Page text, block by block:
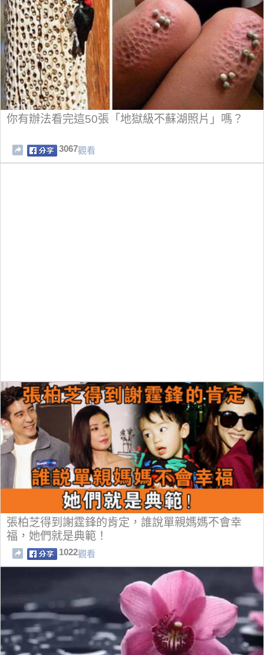
你有辦法看完這50張「地獄級不蘇湖照片」嗎？
3067觀看
張柏芝得到謝霆鋒的肯定，誰說單親媽媽不會幸
福，她們就是典範！
1022觀看